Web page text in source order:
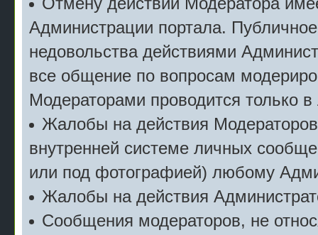
Администрации портала.
недовольства действиями
все общение по вопросам
Модераторами проводится только
Жалобы на действия
внутренней системе личных
или под фотографией) любому
Жалобы на действия
Сообщения модераторов, не